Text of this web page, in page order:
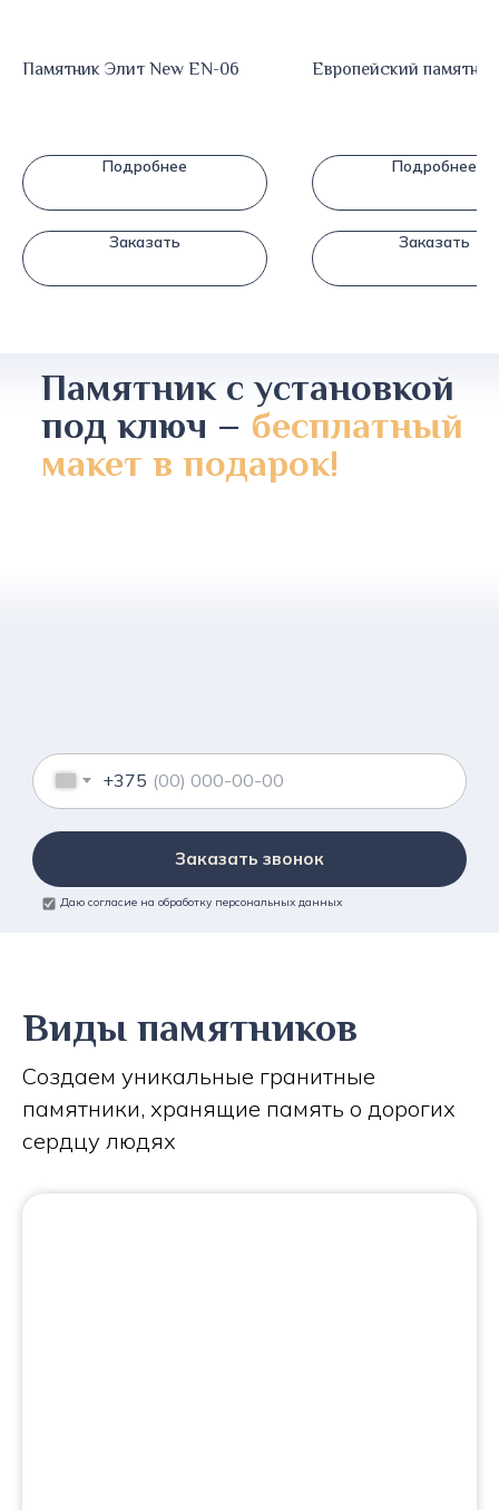
Памятник Элит New EN-06
Подробнее
Заказать
Европейский памятник
Подробнее
Заказать
Памятник с установкой
под ключ – бесплатный
макет в подарок!
+375
Заказать звонок
Даю согласие на обработку персональных данных
Виды памятников
Создаем уникальные гранитные
памятники, хранящие память о дорогих
сердцу людях